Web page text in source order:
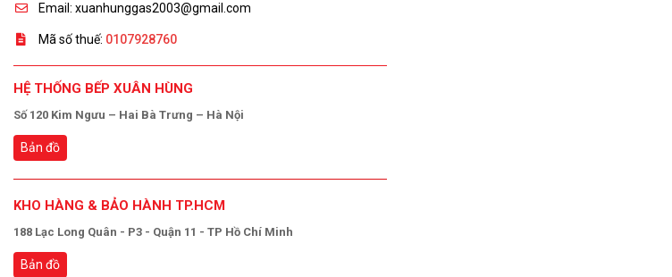
Email: xuanhunggas2003@gmail.com
Mã số thuế: 0107928760
HỆ THỐNG BẾP XUÂN HÙNG
Số 120 Kim Ngưu – Hai Bà Trưng – Hà Nội
Bản đồ
KHO HÀNG & BẢO HÀNH TP.HCM
188 Lạc Long Quân - P3 - Quận 11 - TP Hồ Chí Minh
Bản đồ